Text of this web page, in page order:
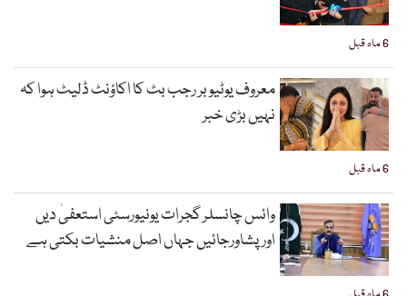
6 ماہ قبل
6 ماہ قبل
معروف یوٹیوبر رجب بٹ کا اکاؤنٹ ڈلیٹ ہوا کہ
نہیں بڑی خبر
وائس چانسلر گجرات یونیورسٹی استعفیٰ دیں
اورپشاورجائیں جہاں اصل منشیات بکتی ہے